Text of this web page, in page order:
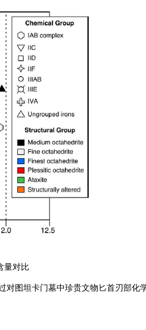
量对比
图坦卡门墓中珍贵文物匕首刃部化